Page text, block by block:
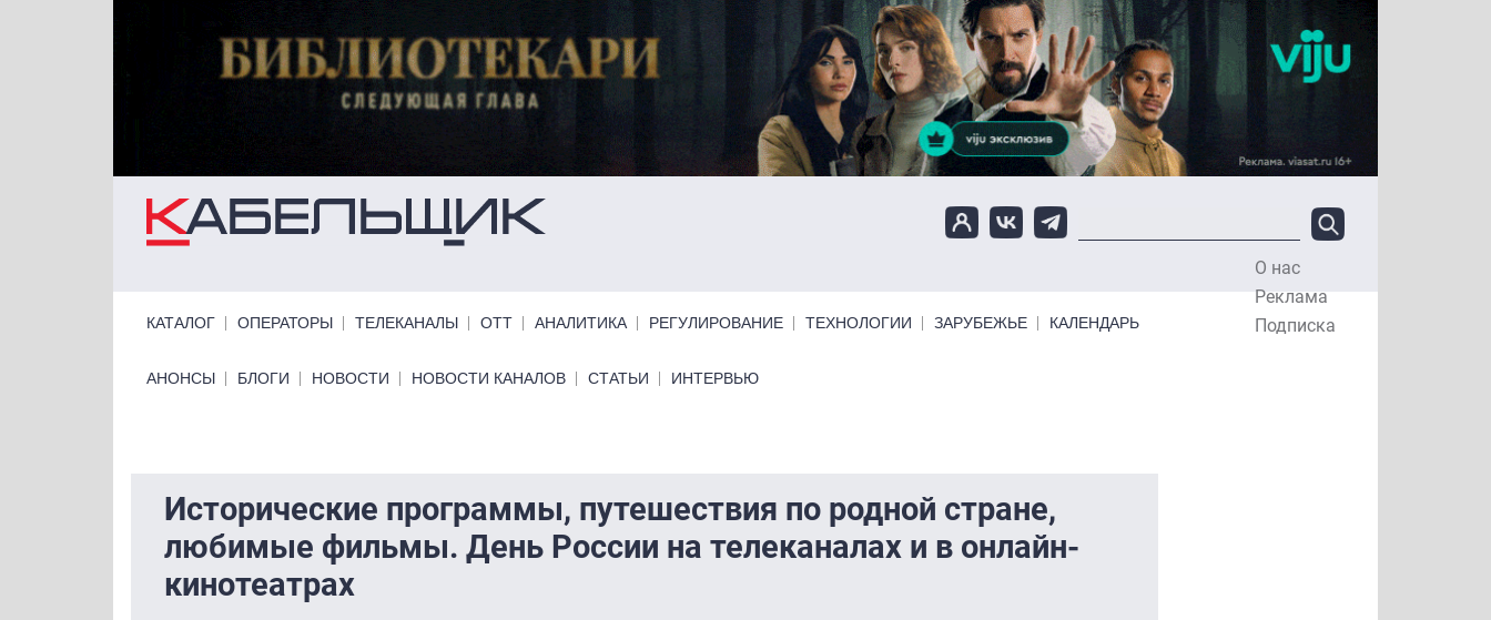
О нас
Реклама
Подписка
КАТАЛОГ ОПЕРАТОРЫ ТЕЛЕКАНАЛЫ ОТТ АНАЛИТИКА РЕГУЛИРОВАНИЕ ТЕХНОЛОГИИ ЗАРУБЕЖЬЕ КАЛЕНДАРЬ
Primary links bottom
АНОНСЫ БЛОГИ НОВОСТИ НОВОСТИ КАНАЛОВ СТАТЬИ ИНТЕРВЬЮ
Исторические программы, путешествия по родной стране,
любимые фильмы. День России на телеканалах и в онлайн-
кинотеатрах